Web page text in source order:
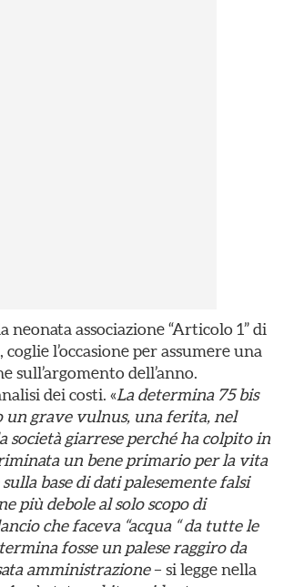
neonata associazione “Articolo 1” di
l’occasione per assumere una
sull’argomento dell’anno.
dei costi. «La determina 75 bis
un grave vulnus, una ferita, nel
società giarrese perché ha colpito in
un bene primario per la vita
base di dati palesemente falsi
più debole al solo scopo di
che faceva “acqua “ da tutte le
fosse un palese raggiro da
amministrazione– si legge nella